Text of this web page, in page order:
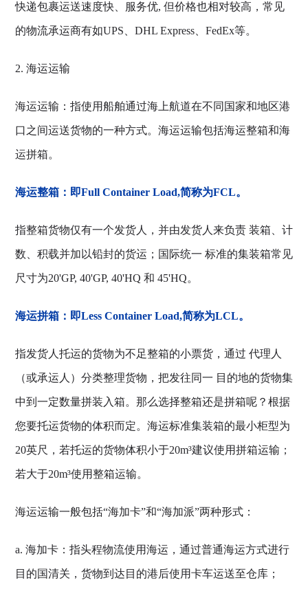
快递包裹运送速度快、服务优, 但价格也相对较高，常见
的物流承运商有如UPS、DHL Express、FedEx等。
2. 海运运输
海运运输：指使用船舶通过海上航道在不同国家和地区港
口之间运送货物的一种方式。海运运输包括海运整箱和海
运拼箱。
海运整箱：即Full Container Load,简称为FCL。
指整箱货物仅有一个发货人，并由发货人来负责 装箱、计
数、积载并加以铅封的货运；国际统一 标准的集装箱常见
尺寸为20'GP, 40'GP, 40'HQ 和 45'HQ。
海运拼箱：即Less Container Load,简称为LCL。
指发货人托运的货物为不足整箱的小票货，通过 代理人
（或承运人）分类整理货物，把发往同一 目的地的货物集
中到一定数量拼装入箱。那么选择整箱还是拼箱呢？根据
您要托运货物的体积而定。海运标准集装箱的最小柜型为
20英尺，若托运的货物体积小于20m³建议使用拼箱运输；
若大于20m³使用整箱运输。
海运运输一般包括“海加卡”和“海加派”两种形式：
a. 海加卡：指头程物流使用海运，通过普通海运方式进行
目的国清关，货物到达目的港后使用卡车运送至仓库；